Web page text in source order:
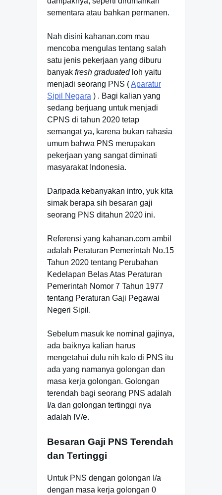
sementara atau bahkan permanen.
Nah disini kahanan.com mau
mencoba mengulas tentang salah
satu jenis pekerjaan yang diburu
banyak fresh graduatedloh yaitu
menjadi seorang PNS (Aparatur
Sipil Negara ) . Bagi kalian yang
sedang berjuang untuk menjadi
CPNS di tahun 2020 tetap
semangat ya, karena bukan rahasia
umum bahwa PNS merupakan
pekerjaan yang sangat diminati
masyarakat Indonesia.
Daripada kebanyakan intro, yuk kita
simak berapa sih besaran gaji
seorang PNS ditahun 2020 ini.
Referensi yang kahanan.com ambil
adalah Peraturan Pemerintah No.15
Tahun 2020 tentang Perubahan
Kedelapan Belas Atas Peraturan
Pemerintah Nomor 7 Tahun 1977
tentang Peraturan Gaji Pegawai
Negeri Sipil.
Sebelum masuk ke nominal gajinya,
ada baiknya kalian harus
mengetahui dulu nih kalo di PNS itu
ada yang namanya golongan dan
masa kerja golongan. Golongan
terendah bagi seorang PNS adalah
I/a dan golongan tertinggi nya
adalah IV/e.
Besaran Gaji PNS Terendah
dan Tertinggi
Untuk PNS dengan golongan I/a
dengan masa kerja golongan 0